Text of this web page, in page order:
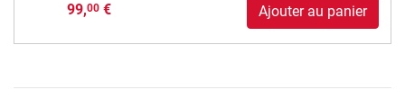
99,00€ Ajouter au panier